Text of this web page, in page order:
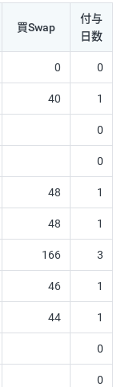
買Swap
付与
日数
0 0
40 1
0
0
48 1
48 1
166 3
46 1
44 1
0
0